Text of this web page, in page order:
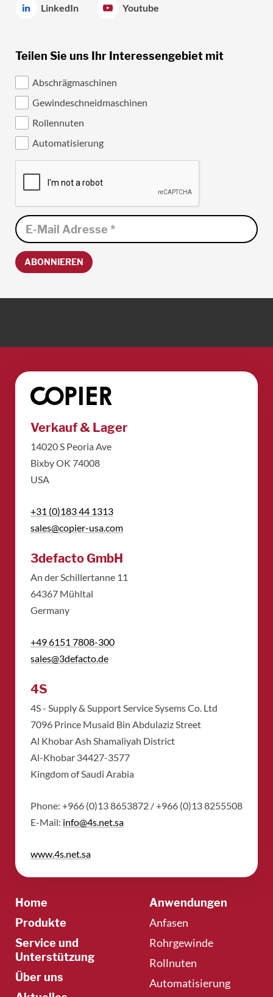
LinkedIn Youtube
Teilen Sie uns Ihr Interessengebiet mit
Abschrägmaschinen
Gewindeschneidmaschinen
Rollennuten
Automatisierung
ABONNIEREN
Verkauf & Lager
14020 S Peoria Ave
Bixby OK 74008
USA
+31 (0)183 44 1313
sales@copier-usa.com
3defacto GmbH
An der Schillertanne 11
​64367 Mühltal
​Germany
+49 6151 7808-300
sales@3defacto.de
4S
4S - Supply & Support Service Sysems Co. Ltd
​7096 Prince Musaid Bin Abdulaziz Street
​Al Khobar Ash Shamaliyah District
​Al-Khobar 34427-3577
​Kingdom of Saudi Arabia
Phone: +966 (0)13 8653872 / +966 (0)13 8255508
​E-Mail: info@4s.net.sa
www.4s.net.sa
Home
Produkte
Service und
Unterstützung
Über uns
Anwendungen
Anfasen
Rohrgewinde
Rollnuten
Automatisierung